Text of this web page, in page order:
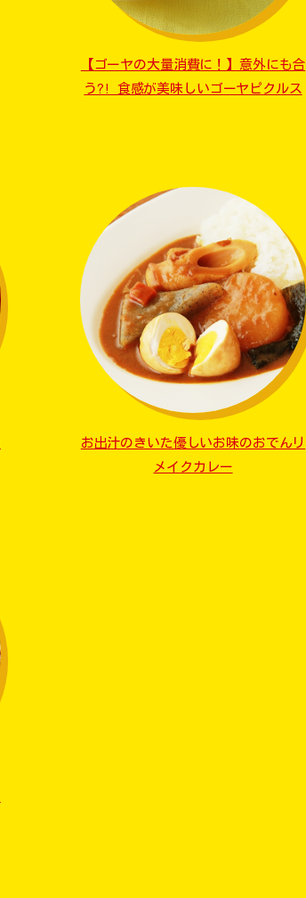
【ゴーヤの大量消費に！】意外にも合
う?! 食感が美味しいゴーヤピクルス
お出汁のきいた優しいお味のおでんリ
メイクカレー